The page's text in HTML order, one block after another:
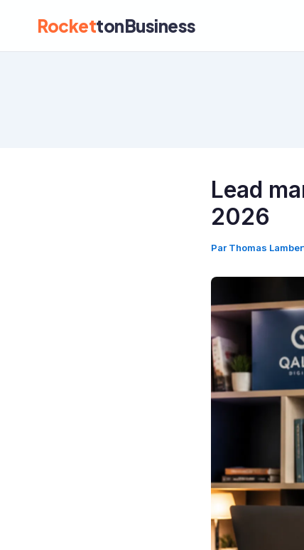
RockettonBusiness
Lead
2026
Par Thomas